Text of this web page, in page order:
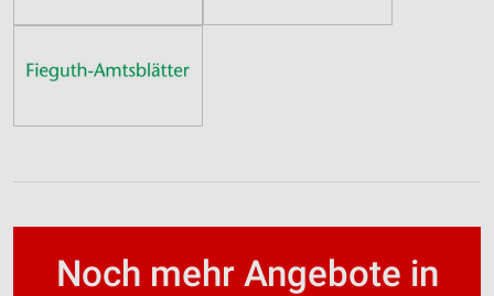
Noch mehr Angebote in